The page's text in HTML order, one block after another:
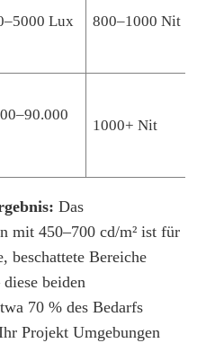
Lux 800–1000 Nit
1000+ Nit
Das
mit 450–700 cd/m² ist für
beschattete Bereiche
beiden
70 % des Bedarfs
Projekt Umgebungen